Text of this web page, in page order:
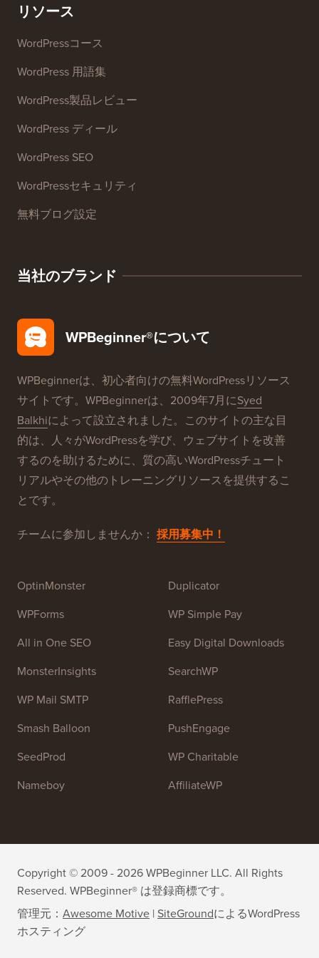
ウェブサイトSEOアナライザー
メール署名ジェネレーター
27以上の無料ビジネスツール
リソース
WordPressコース
WordPress 用語集
WordPress製品レビュー
WordPress SEO
無料ブログ設定
当社のブランド
WPBeginner®について
WPBeginnerは、初心者向けの無料WordPressリソース
Balkhiによって設立されました。このサイトの主な目
リアルやその他のトレーニングリソースを提供するこ
とです。
チームに参加しませんか： 採用募集中！
OptinMonster
WPForms
All in One SEO
WP Mail SMTP
Smash Balloon
SeedProd
Nameboy
Duplicator
WP Simple Pay
Easy Digital Downloads
RafflePress
PushEngage
WP Charitable